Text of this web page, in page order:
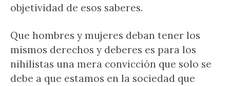
objetividad de esos saberes.
Que hombres y mujeres deban tener los
mismos derechos y deberes es para los
nihilistas una mera convicción que solo se
debe a que estamos en la sociedad que